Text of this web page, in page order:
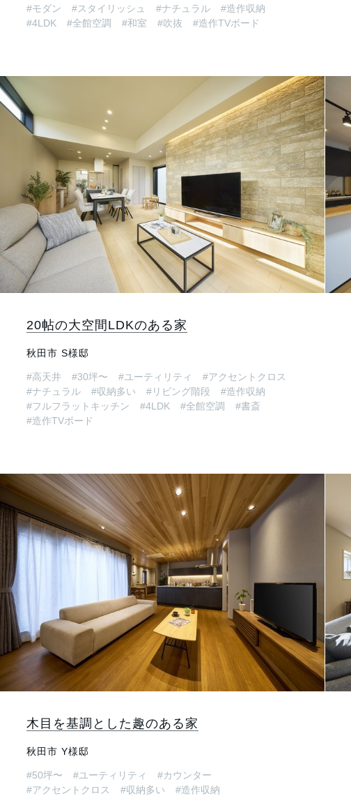
#モダン
#スタイリッシュ #ナチュラル
#造作収納
#4LDK
#全館空調 #和室 #吹抜 #造作TVボード
20帖の大空間LDKのある家
秋田市 S様邸
#高天井 #30坪〜 #ユーティリティ
#アクセントクロス
#ナチュラル
#収納多い #リビング階段
#造作収納
#フルフラットキッチン
#4LDK #全館空調
#書斎
#造作TVボード
木目を基調とした趣のある家
秋田市 Y様邸
#50坪〜 #ユーティリティ
#カウンター
#アクセントクロス
#収納多い
#造作収納